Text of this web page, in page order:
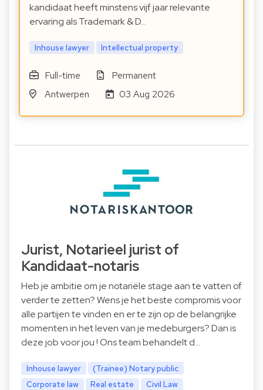
kandidaat heeft minstens vijf jaar relevante
ervaring als Trademark & D…
Inhouse lawyer Intellectual property
Full-time
Permanent
Antwerpen
03 Aug 2026
Jurist, Notarieel jurist of
Kandidaat-notaris
Heb je ambitie om je notariële stage aan te vatten of
verder te zetten? Wens je het beste compromis voor
alle partijen te vinden en er te zijn op de belangrijke
momenten in het leven van je medeburgers? Dan is
deze job voor jou ! Ons team behandelt d…
Inhouse lawyer
(Trainee) Notary public
Corporate law
Real estate Civil Law